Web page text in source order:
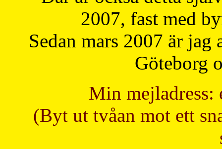
2007, fast med
Sedan mars 2007 är
Göteborg
Min mejladress:
(Byt ut tvåan mot ett